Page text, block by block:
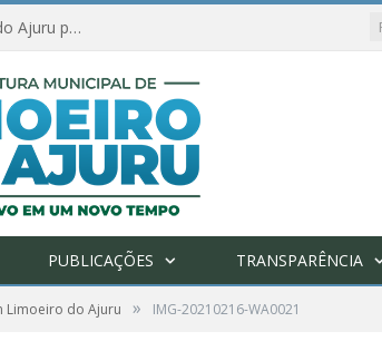
Amanhã começa nova etapa de vacinação em Limoeiro do Ajuru para idosos com 65 ou mais
PUBLICAÇÕES TRANSPARÊNCIA
Limoeiro do Ajuru » IMG-20210216-WA0021